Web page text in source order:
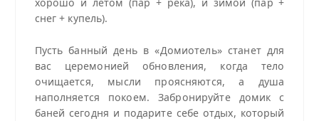
снег + купель).
Пусть банный день в «Домиотель» станет для
вас церемонией обновления, когда тело
очищается, мысли проясняются, а душа
наполняется покоем. Забронируйте домик с
баней сегодня и подарите себе отдых, который